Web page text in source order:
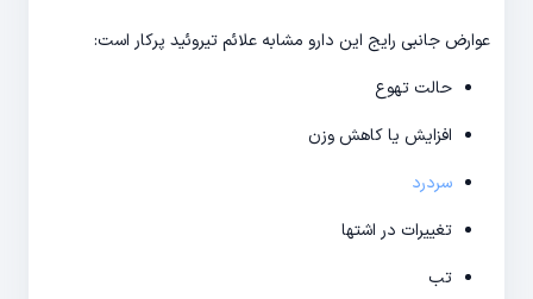
عوارض جانبی رایج این دارو مشابه علائم تیروئید پرکار است:
حالت تهوع
افزایش یا کاهش وزن
سردرد
تغییرات در اشتها
تب